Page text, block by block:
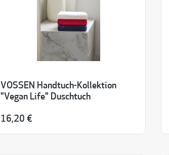
VOSSEN Handtuch-Kollektion
"Vegan Life" Duschtuch
16,20 €